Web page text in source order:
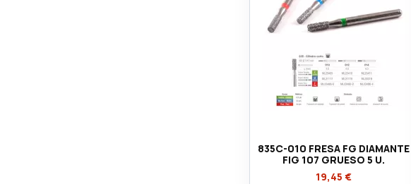
835C-010 FRESA FG DIAMANTE
FIG 107 GRUESO 5 U.
19,45 €